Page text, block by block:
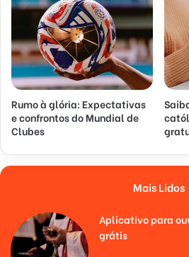
Rumo à glória: Expectativas
e confrontos do Mundial de
Clubes
Mais Lidos
Aplicativo para
grátis